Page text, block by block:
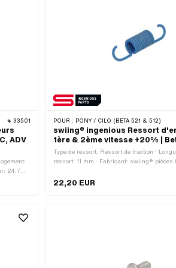
33501
ADV
24.7
POUR : PONY / CILO (BÊTA 521 & 512)
swiing® ingenious Ressort
1ère & 2ème vitesse +20% |
Type de ressort: Ressort de traction ·
ressort: 11 mm · Fabricant: swiing® pièces
Ø du fil: 1.25 mm · Longueur totale: 34 mm
mm · Champ d'application: Tuning
22,20 EUR